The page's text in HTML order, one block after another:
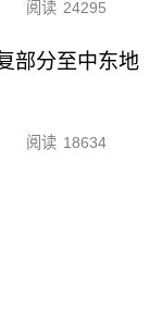
阅读 24295
部分至中东地
阅读 18634